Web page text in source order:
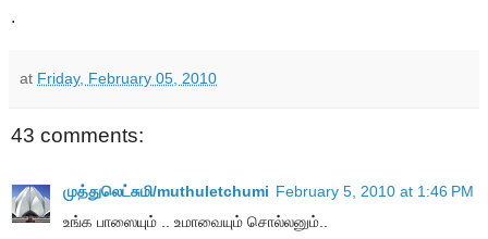
.
at Friday, February 05, 2010
43 comments:
முத்துலெட்சுமி/muthuletchumi February 5, 2010 at 1:46 PM
உங்க பாஸையும் .. உமாவையும் சொல்லனும்..